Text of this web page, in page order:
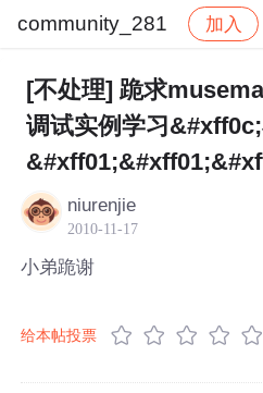
community_281 加入
社区 community_281
[不处理] 跪求
调试实例学习
niurenjie
2010-11-17
小弟跪谢
给本帖投票